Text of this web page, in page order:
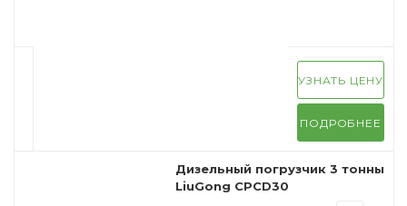
УЗНАТЬ ЦЕНУ
ПОДРОБНЕЕ
Дизельный погрузчик 3 тонны
LiuGong CPCD30